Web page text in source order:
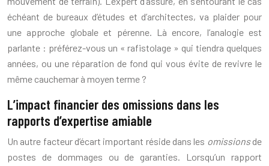
échéant de bureaux d’études et d’architectes, va plaider pour
une approche globale et pérenne. Là encore, l’analogie est
parlante : préférez-vous un « rafistolage » qui tiendra quelques
années, ou une réparation de fond qui vous évite de revivre le
même cauchemar à moyen terme ?
L’impact financier des omissions dans les
rapports d’expertise amiable
Un autre facteur d’écart important réside dans les omissionsde
postes de dommages ou de garanties. Lorsqu’un rapport